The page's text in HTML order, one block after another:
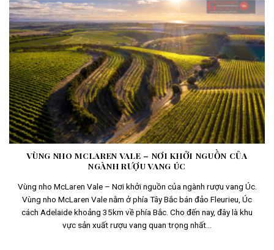
VÙNG NHO MCLAREN VALE – NƠI KHỞI NGUỒN CỦA
NGÀNH RƯỢU VANG ÚC
Vùng nho McLaren Vale – Nơi khởi nguồn của ngành rượu vang Úc.
Vùng nho McLaren Vale nằm ở phía Tây Bắc bán đảo Fleurieu, Úc
cách Adelaide khoảng 35km về phía Bắc. Cho đến nay, đây là khu
vực sản xuất rượu vang quan trọng nhất...